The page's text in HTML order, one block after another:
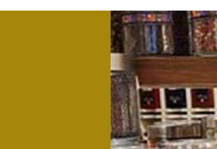
à l'abri de la lumière et de